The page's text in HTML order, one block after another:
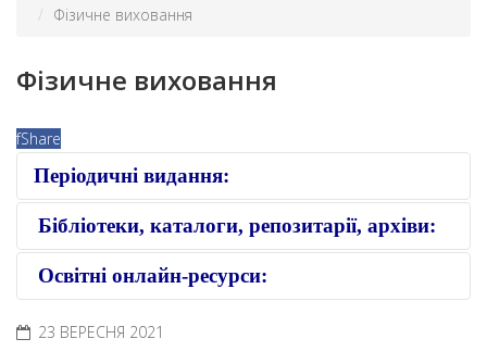
Фізичне виховання
Фізичне виховання
fShare
Періодичні видання:
Бібліотеки, каталоги, репозитарії, архіви:
Освітні онлайн-ресурси:
23 ВЕРЕСНЯ 2021